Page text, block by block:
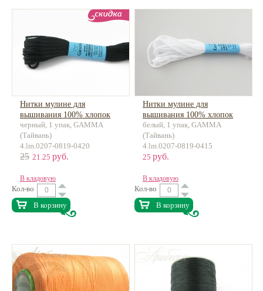
Нитки мулине для
вышивания 100% хлопок
8м
черный, 1 упак, GAMMA
(Тайвань)
4.lm.0207-0819-0420
25 21.25 руб.
В кладовую
Кол-во
В корзину
Нитки мулине для
вышивания 100% хлопок
8м
белый, 1 упак, GAMMA
(Тайвань)
4.lm.0207-0819-0415
25 руб.
В кладовую
Кол-во
В корзину